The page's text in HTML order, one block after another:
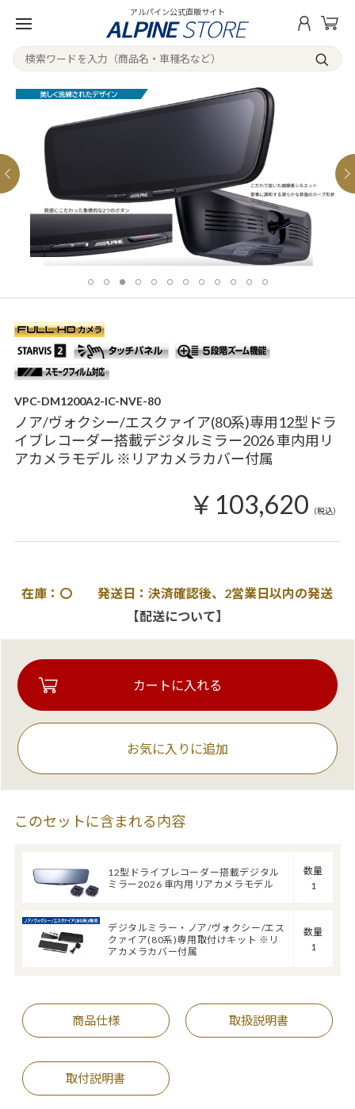
アルパイン公式直販サイト
VPC-DM1200A2-IC-NVE-80
ノア/ヴォクシー/エスクァイア(80系)専用12型ドラ
イブレコーダー搭載デジタルミラー2026 車内用リ
アカメラモデル ※リアカメラカバー付属
￥103,620 （税込）
在庫：〇 発送日：決済確認後、2営業日以内の発送
【配送について】
お気に入りに追加
このセットに含まれる内容
12型ドライブレコーダー搭載デジタル
ミラー2026 車内用リアカメラモデル
数量
1
デジタルミラー・ノア/ヴォクシー/エス
クァイア(80系)専用取付けキット ※リ
アカメラカバー付属
数量
1
商品仕様 取扱説明書
取付説明書